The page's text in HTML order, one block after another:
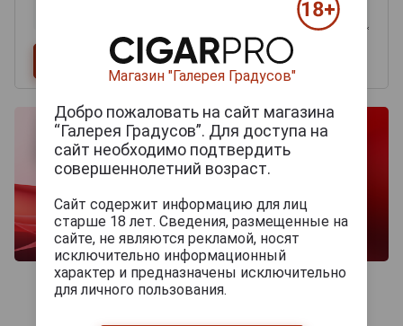
Магазин "Галерея Градусов"
Добро пожаловать на сайт магазина
“Галерея Градусов”. Для доступа на
сайт необходимо подтвердить
совершеннолетний возраст.
Сайт содержит информацию для лиц
старше 18 лет. Сведения, размещенные на
сайте, не являются рекламой, носят
исключительно информационный
характер и предназначены исключительно
для личного пользования.